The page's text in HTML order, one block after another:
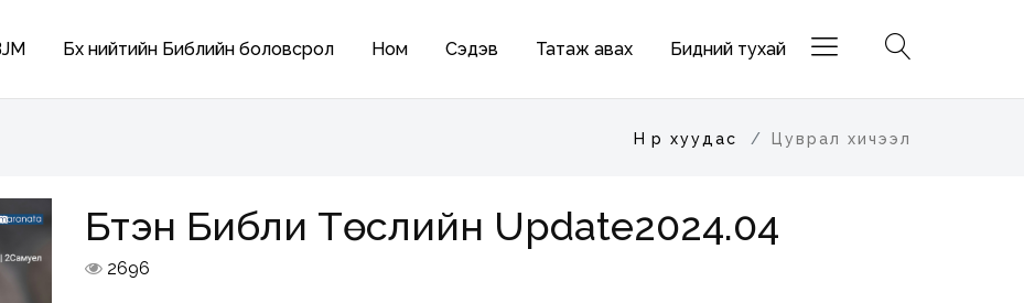
Бүх нийтийн Библийн боловсрол Ном Сэдэв Татаж авах Бидний тухай
Нүүр хуудас Цуврал хичээл
Бүтэн Библи Төслийн Update2024.04
2696